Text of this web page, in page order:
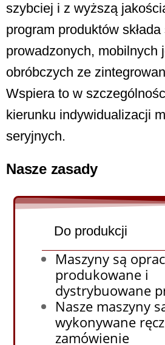
szybciej i z wyższą
program produktów
prowadzonych, mobilnych
obróbczych ze
Wspiera to w
kierunku indywidualizacji
seryjnych.
Nasze zasady
Do produkcji
Maszyny są
produkowane i
dystrybuowane
Nasze maszyny
wykonywane
zamówienie